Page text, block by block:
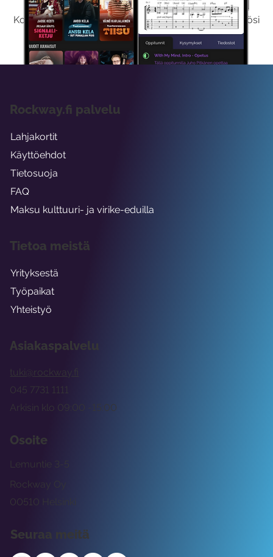
Kokeilemalla ilmaiseksi saat koko sisältömme käyttöösi
viikon ajaksi.
Asiakaspalvelu
tuki@rockway.fi
Arkisin klo 09:00 -15:00
045 7731 1111
Osoite
Rockway Oy
Lemuntie 3-5
00510 Helsinki
Seuraa meitä
Rockway.fi palvelu
Lahjakortit
Käyttöehdot
Tietosuoja
FAQ
Maksu kulttuuri- ja virike-eduilla
Tietoa meistä
Yrityksestä
Työpaikat
Yhteistyö